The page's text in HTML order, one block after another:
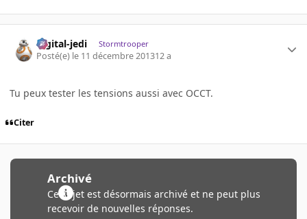
digital-jedi Stormtrooper
Posté(e) le 11 décembre 201312 a
Tu peux tester les tensions aussi avec OCCT.
Citer
Archivé
Ce sujet est désormais archivé et ne peut plus
recevoir de nouvelles réponses.